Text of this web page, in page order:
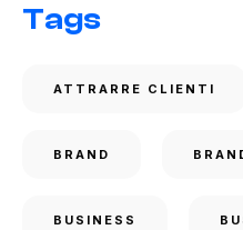
Tags
ATTRARRE CLIENTI
BRAND
BUSINESS